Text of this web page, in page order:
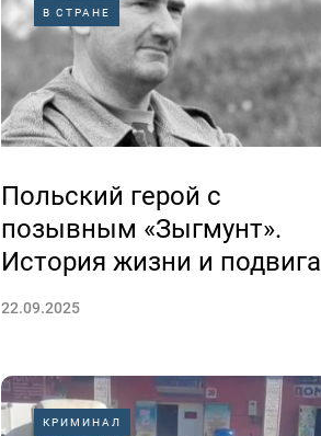
В СТРАНЕ
Польский герой с
позывным «Зыгмунт».
История жизни и подвига
22.09.2025
КРИМИНАЛ